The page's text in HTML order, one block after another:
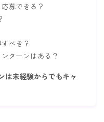
募できる？
べき？
ターンはある？
は未経験からでもキャ